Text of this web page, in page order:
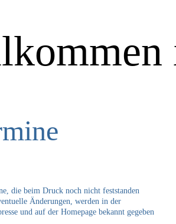
die beim Druck noch nicht feststanden
Änderungen, werden in der
und auf der Homepage bekannt gegeben